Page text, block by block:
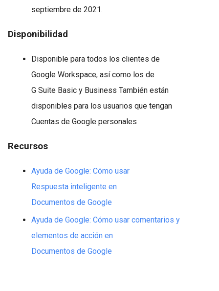
septiembre de 2021.
Disponibilidad
Disponible para todos los clientes de
Google Workspace, así como los de
G Suite Basic y Business También están
disponibles para los usuarios que tengan
Cuentas de Google personales
Recursos
Ayuda de Google: Cómo usar
Respuesta inteligente en
Documentos de Google
Ayuda de Google: Cómo usar comentarios y
elementos de acción en
Documentos de Google